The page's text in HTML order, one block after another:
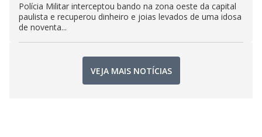
Polícia Militar interceptou bando na zona oeste da capital
paulista e recuperou dinheiro e joias levados de uma idosa
de noventa...
VEJA MAIS NOTÍCIAS